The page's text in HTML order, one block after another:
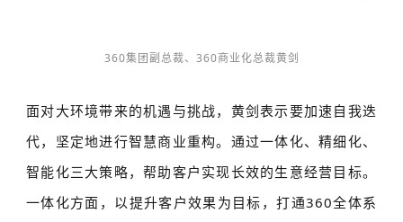
360集团副总裁、360商业化总裁黄剑
面对大环境带来的机遇与挑战，黄剑表示要加速自我迭
代，坚定地进行智慧商业重构。通过一体化、精细化、
智能化三大策略，帮助客户实现长效的生意经营目标。
一体化方面，以提升客户效果为目标，打通360全体系